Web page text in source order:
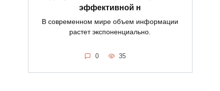
эффективной н
В современном мире объем информации
растет экспоненциально.
0 35